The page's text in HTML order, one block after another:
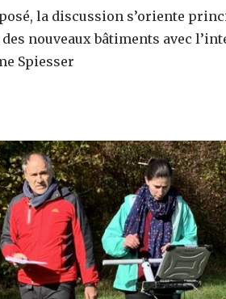
la discussion s’oriente
nouveaux bâtiments avec
Spiesser